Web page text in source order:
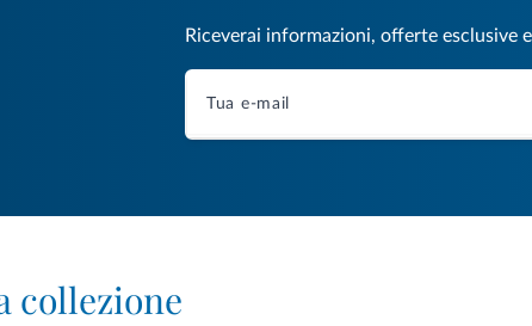
Riceverai informazioni, offerte esclusive
collezione